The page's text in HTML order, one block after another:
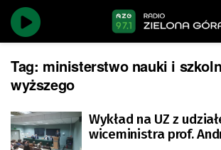
Tag: ministerstwo nauki i
wyższego
Wykład na UZ z
wiceministra prof.